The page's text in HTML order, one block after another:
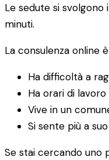
Le sedute si
minuti.
La consulenza online
Ha difficoltà a
Ha orari di
Vive in un
Si sente più a
Se stai cercando uno